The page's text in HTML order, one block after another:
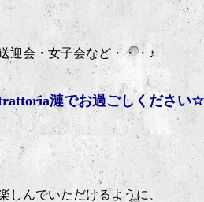
迎会・女子会など・・・♪
漣でお過ごしください☆
しんでいただけるように、